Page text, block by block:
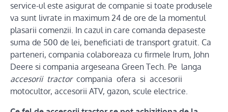
service-ul este asigurat de companie si toate produsele
va sunt livrate in maximum 24 de ore de la momentul
plasarii comenzii. In cazul in care comanda depaseste
suma de 500 de lei, beneficiati de transport gratuit. Ca
parteneri, compania colaboreaza cu firmele Irum, John
Deere si compania argeseana Green Tech. Pe langa
accesorii tractorcompania ofera si accesorii
motocultor, accesorii ATV, gazon, scule electrice.